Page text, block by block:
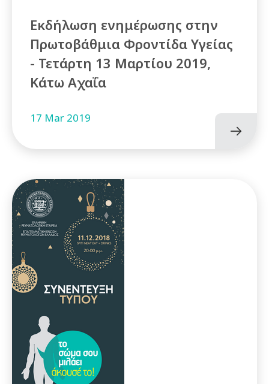
Εκδήλωση ενημέρωσης στην
Πρωτοβάθμια Φροντίδα Υγείας
- Τετάρτη 13 Μαρτίου 2019,
Κάτω Αχαΐα
17 Mar 2019